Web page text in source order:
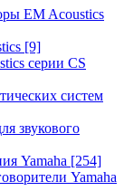
EM Acoustics
[9]
серии CS
систем
звукового
Yamaha [254]
Yamaha